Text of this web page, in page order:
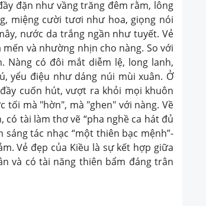
đặn như vầng trăng đêm rằm, lông
miệng cười tươi như hoa, giọng nói
nước da trắng ngần như tuyết. Vẻ
và nhường nhịn cho nàng. So với
Nàng có đôi mắt diễm lệ, long lanh,
yểu điệu như dáng núi mùi xuân. Ở
cuốn hút, vượt ra khỏi mọi khuôn
tối mà "hờn", mà "ghen" với nàng. Về
tài làm thơ vẽ “pha nghề ca hát đủ
sáng tác nhạc “một thiên bạc mệnh”-
Vẻ đẹp của Kiều là sự kết hợp giữa
và có tài năng thiên bẩm đáng trân